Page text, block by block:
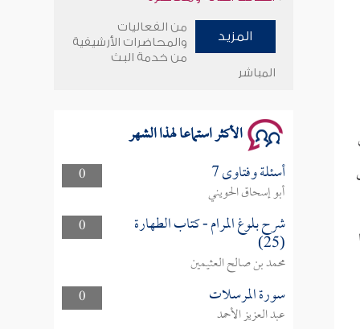
سلسلة محاضرات نفحات رمضانية
1444هـ
المزيد
من الفعاليات
والمحاضرات الأرشيفية
من خدمة البث
المباشر
الأكثر استماعا لهذا الشهر
0 أسئلة وفتاوى 7
أبو إسحاق الحويني
0
شرح بلوغ المرام - كتاب الطهارة
(25)
محمد بن صالح العثيمين
0
سورة المرسلات
عبد العزيز الأحمد